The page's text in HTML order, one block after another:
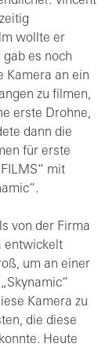
wollte er
es noch
Kamera an ein
zu filmen,
erste Drohne,
dann die
für erste
mit
von der Firma
entwickelt
um an einer
Kamera zu
die diese
Heute